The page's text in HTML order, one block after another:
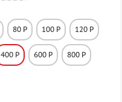
80 P 100 P 120 P
400 P 600 P 800 P